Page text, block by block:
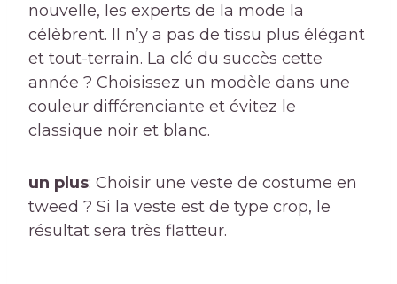
nouvelle, les experts de la mode la
célèbrent. Il n’y a pas de tissu plus élégant
et tout-terrain. La clé du succès cette
année ? Choisissez un modèle dans une
couleur différenciante et évitez le
classique noir et blanc.
un plus: Choisir une veste de costume en
tweed ? Si la veste est de type crop, le
résultat sera très flatteur.